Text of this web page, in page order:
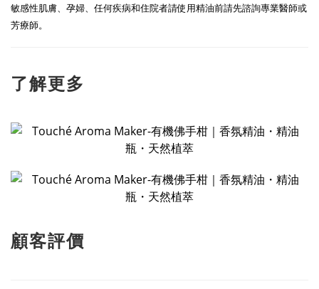
敏感性肌膚、孕婦、任何疾病和住院者請使用精油前請先諮詢專業醫師或
芳療師。
了解更多
顧客評價